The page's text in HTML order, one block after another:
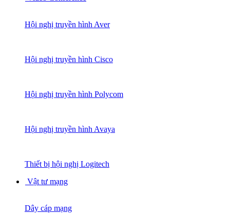
Hội nghị truyền hình Aver
Hội nghị truyền hình Cisco
Hội nghị truyền hình Polycom
Hội nghị truyền hình Avaya
Thiết bị hội nghị Logitech
Vật tư mạng
Dây cáp mạng